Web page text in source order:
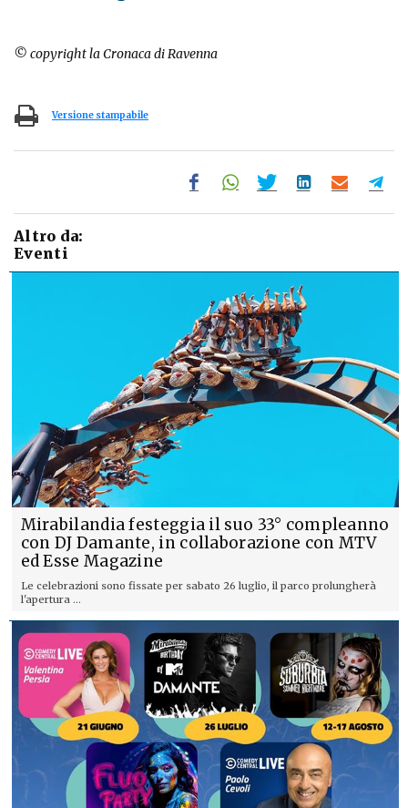
© copyright la Cronaca di Ravenna
Versione stampabile
Altro da:
Eventi
Mirabilandia festeggia il suo 33° compleanno
con DJ Damante, in collaborazione con MTV
ed Esse Magazine
Le celebrazioni sono fissate per sabato 26 luglio, il parco prolungherà
l'apertura ...